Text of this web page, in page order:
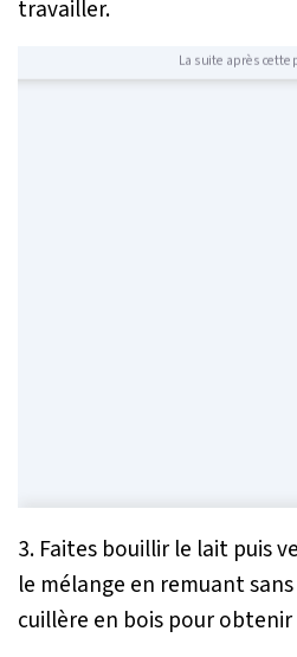
travailler.
La suite après cette
3. Faites bouillir le lait puis
le mélange en remuant sans
cuillère en bois pour